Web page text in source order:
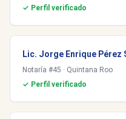
✓ Perfil verificado
Lic. Jorge Enrique Pérez
Notaría #45 · Quintana Roo
✓ Perfil verificado